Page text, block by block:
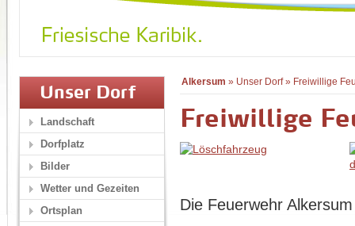
Alkersum » Unser Dorf» Freiwillige
Freiwillige
Die Feuerwehr
Unser Dorf
Landschaft
Dorfplatz
Bilder
Wetter und Gezeiten
Ortsplan